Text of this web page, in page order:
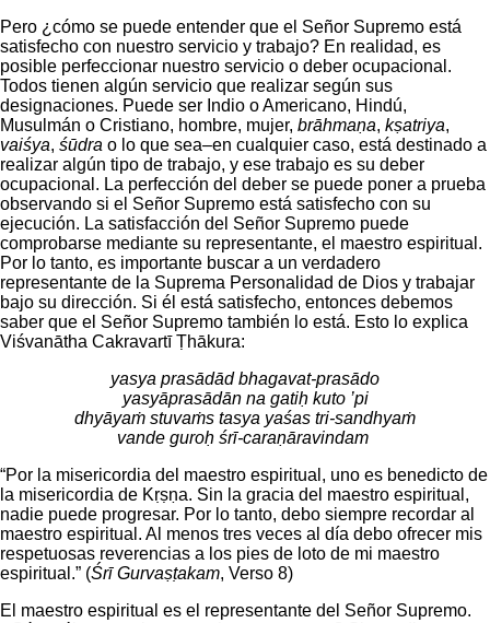
Pero ¿cómo se puede entender que el Señor Supremo está
satisfecho con nuestro servicio y trabajo? En realidad, es
posible perfeccionar nuestro servicio o deber ocupacional.
Todos tienen algún servicio que realizar según sus
designaciones. Puede ser Indio o Americano, Hindú,
Musulmán o Cristiano, hombre, mujer, brāhmaṇa, kṣatriya,
vaiśya, śūdra o lo que sea–en cualquier caso, está destinado a
realizar algún tipo de trabajo, y ese trabajo es su deber
ocupacional. La perfección del deber se puede poner a prueba
observando si el Señor Supremo está satisfecho con su
ejecución. La satisfacción del Señor Supremo puede
comprobarse mediante su representante, el maestro espiritual.
Por lo tanto, es importante buscar a un verdadero
representante de la Suprema Personalidad de Dios y trabajar
bajo su dirección. Si él está satisfecho, entonces debemos
saber que el Señor Supremo también lo está. Esto lo explica
Viśvanātha Cakravartī Ṭhākura:
yasya prasādād bhagavat-prasādo
yasyāprasādān na gatiḥ kuto ’pi
dhyāyaṁ stuvaṁs tasya yaśas tri-sandhyaṁ
vande guroḥ śrī-caraṇāravindam
“Por la misericordia del maestro espiritual, uno es benedicto de
la misericordia de Kṛṣṇa. Sin la gracia del maestro espiritual,
nadie puede progresar. Por lo tanto, debo siempre recordar al
maestro espiritual. Al menos tres veces al día debo ofrecer mis
respetuosas reverencias a los pies de loto de mi maestro
espiritual.” (Śrī Gurvaṣṭakam, Verso 8)
El maestro espiritual es el representante del Señor Supremo.